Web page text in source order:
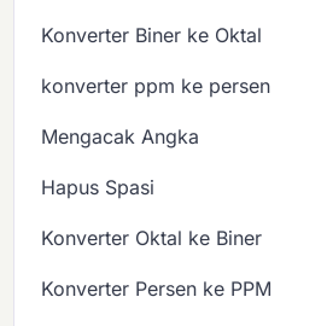
Konverter Biner ke Oktal
konverter ppm ke persen
Mengacak Angka
Hapus Spasi
Konverter Oktal ke Biner
Konverter Persen ke PPM